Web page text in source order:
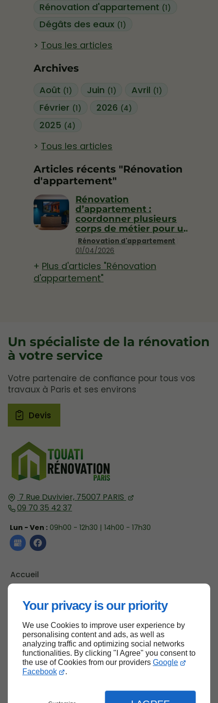
Your privacy is our priority
We use Cookies to improve user experience by
personalising content and ads, as well as
analyzing traffic and optimizing social networks
functionalities. By clicking "I Agree" you consent to
the use of Cookies from our providers Google
Facebook
.
Rénovation d'appartement (1)
Dégâts des eaux (1)
Tous les articles
Archives
Août (1) Juin (1) Avril (1)
Février (1) 2026 (4)
2025 (4)
Tous les articles
Articles récents "Rénovation
d'appartement"
Rénovation d'appartement
01/04/2026
Rénovation
d’appartement :
coordonner plusieurs
corps de métier pour un
projet sans stress
Plus d'articles "Rénovation
d'appartement"
7 Rue Duvivier, 75007 PARIS
09 70 35 42 37
Lun - Ven : 09h00 - 12h30 | 14h00 - 17h30
Accueil
Mentions légales
Plan du site
Un spécialiste de la rénovation
à votre service
Votre partenaire de confiance pour tous vos
travaux à Paris et ses environs
Devis
Haut de page